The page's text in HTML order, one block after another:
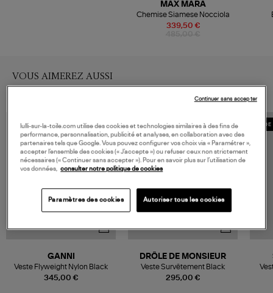
339,50 €
MAX MARA
Chemise Siamese Nocciola
VOUS AIMEREZ AUSSI
345,00 €
GANNI
Veste Flyweight Nylon Black
MADE IN EUROPE
295,00 €
DRÔLE DE MONSIEUR
Veste Survêtement Black
lulli-sur-la-toile.com utilise des cookies et technologies similaires à des fins de
performance, personnalisation, publicité et analyses, en collaboration avec des
partenaires tels que Google. Vous pouvez configurer vos choix via « Paramétrer »,
accepter l’ensemble des cookies (« J’accepte ») ou refuser ceux non strictement
nécessaires (« Continuer sans accepter »). Pour en savoir plus sur l’utilisation de
vos données, consulter notre politique de cookies
Paramètres des cookies Autoriser tous les cookies
Continuer sans accepter